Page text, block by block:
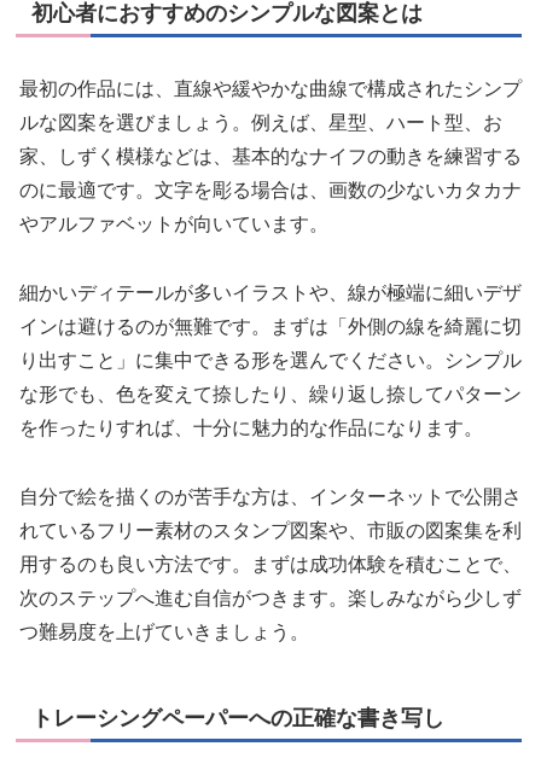
初心者におすすめのシンプルな図案とは
最初の作品には、直線や緩やかな曲線で構成されたシンプ
ルな図案を選びましょう。例えば、星型、ハート型、お
家、しずく模様などは、基本的なナイフの動きを練習する
のに最適です。文字を彫る場合は、画数の少ないカタカナ
やアルファベットが向いています。
細かいディテールが多いイラストや、線が極端に細いデザ
インは避けるのが無難です。まずは「外側の線を綺麗に切
り出すこと」に集中できる形を選んでください。シンプル
な形でも、色を変えて捺したり、繰り返し捺してパターン
を作ったりすれば、十分に魅力的な作品になります。
自分で絵を描くのが苦手な方は、インターネットで公開さ
れているフリー素材のスタンプ図案や、市販の図案集を利
用するのも良い方法です。まずは成功体験を積むことで、
次のステップへ進む自信がつきます。楽しみながら少しず
つ難易度を上げていきましょう。
トレーシングペーパーへの正確な書き写し